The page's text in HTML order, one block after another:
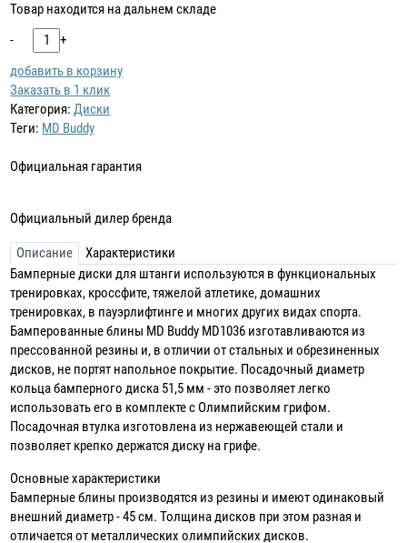
Товар находится на дальнем складе
-
+
добавить в корзину
Заказать в 1 клик
Категория:Диски
Теги: MD Buddy
Официальная гарантия
Официальный дилер бренда
Описание
Характеристики
Бамперные диски для штанги используются в функциональных
тренировках, кроссфите, тяжелой атлетике, домашних
тренировках, в пауэрлифтинге и многих других видах спорта.
Бамперованные блины MD Buddy MD1036 изготавливаются из
прессованной резины и, в отличии от стальных и обрезиненных
дисков, не портят напольное покрытие. Посадочный диаметр
кольца бамперного диска 51,5 мм - это позволяет легко
использовать его в комплекте с Олимпийским грифом.
Посадочная втулка изготовлена из нержавеющей стали и
позволяет крепко держатся диску на грифе.
Основные характеристики
Бамперные блины производятся из резины и имеют одинаковый
внешний диаметр - 45 см. Толщина дисков при этом разная и
отличается от металлических олимпийских дисков.